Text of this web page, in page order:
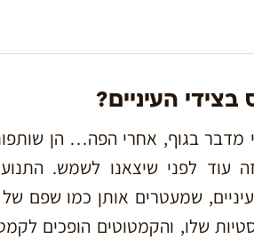
העיניים?
מדבר בגוף, אחרי הפה… הן
עוד לפני שיצאנו לשמש.
שמעטרים אותן כמו שפם
שלו, והקמטוטים הופכים